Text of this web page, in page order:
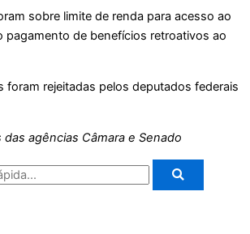
sobre limite de renda para acesso ao
pagamento de benefícios retroativos ao
foram rejeitadas pelos deputados federais
agências Câmara e Senado